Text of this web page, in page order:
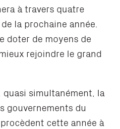
à travers quatre
la prochaine année.
doter de moyens de
rejoindre le grand
quasi simultanément, la
gouvernements du
cette année à